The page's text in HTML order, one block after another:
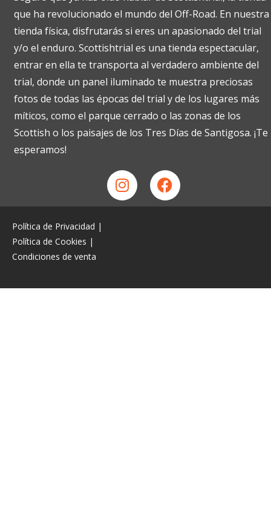
que ha revolucionado el mundo del Off-Road. En nuestra
tienda física, disfrutarás si eres un apasionado del trial
y/o el enduro. Scottishtrial es una tienda espectacular,
entrar en ella te transporta al verdadero ambiente del
trial, donde un panel iluminado te muestra preciosas
fotos de todas las épocas del trial y de los lugares más
míticos, como el parque cerrado o las zonas de los
Scottish o los paisajes de los Tres Días de Santigosa. ¡Te
esperamos!
Política de Privacidad |
Política de Cookies |
Condiciones de venta